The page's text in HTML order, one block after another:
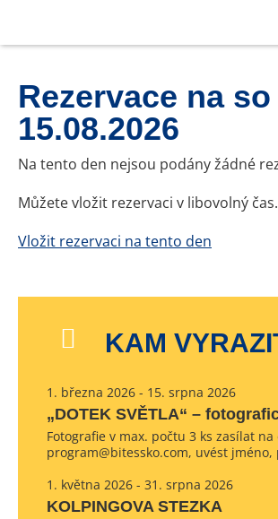
Rezervace na so
15.08.2026
Na tento den nejsou podány žádné
Můžete vložit rezervaci v libovolný čas.
Vložit rezervaci na tento den
KAM
1. března 2026 - 15. srpna 2026
„DOTEK SVĚTLA“ –
Fotografie v max. počtu 3 ks zasílat na
program@bitessko.com, uvést
1. května 2026 - 31. srpna 2026
KOLPINGOVA STEZKA